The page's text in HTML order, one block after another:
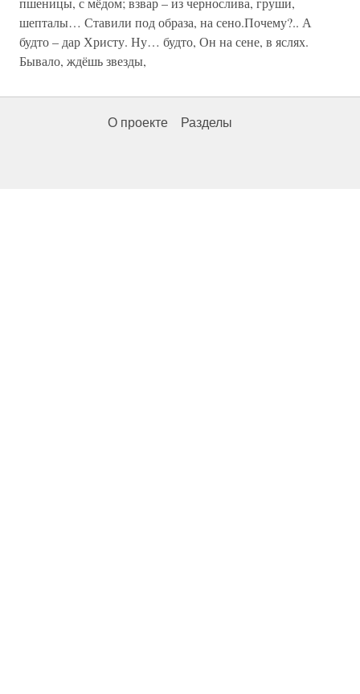
шепталы… Ставили под образа, на сено.Почему?.. А
будто – дар Христу. Ну… будто, Он на сене, в яслях.
Бывало, ждёшь звезды,
О проекте Разделы